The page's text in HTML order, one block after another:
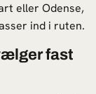
eller Odense,
ind i ruten.
fast